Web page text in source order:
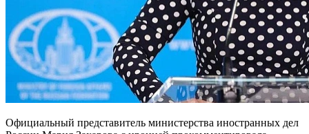
Официальный представитель министерства иностранных дел